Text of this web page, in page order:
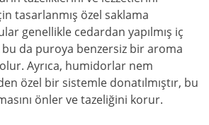
tasarlanmış özel saklama
genellikle cedardan yapılmış iç
da puroya benzersiz bir aroma
Ayrıca, humidorlar nem
özel bir sistemle donatılmıştır, bu
önler ve tazeliğini korur.